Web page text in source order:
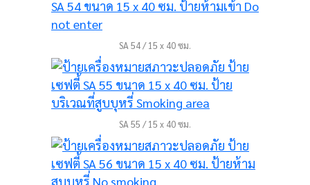
SA 54 / 15 x 40 ซม.
SA 55 / 15 x 40 ซม.